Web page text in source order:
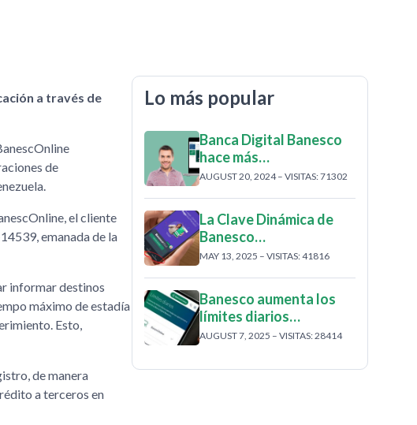
a través de
de
el cliente
emanada de la
informar destinos
máximo de estadía
Esto,
de manera
a terceros en
Lo más popular
Banca Digital Banesco
hace más…
AUGUST 20, 2024 – VISITAS: 71302
La Clave Dinámica de
Banesco…
MAY 13, 2025 – VISITAS: 41816
Banesco aumenta los
límites diarios…
AUGUST 7, 2025 – VISITAS: 28414